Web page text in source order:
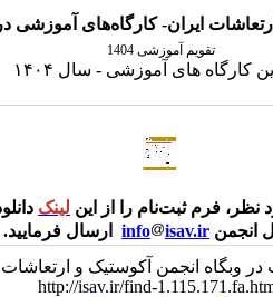
آموزشی در سال جاری
۱۴۰۴
لینکدانلود نمایید و پس از تکمیل
فرمایید.
و ارتعاشات ایران:
http://